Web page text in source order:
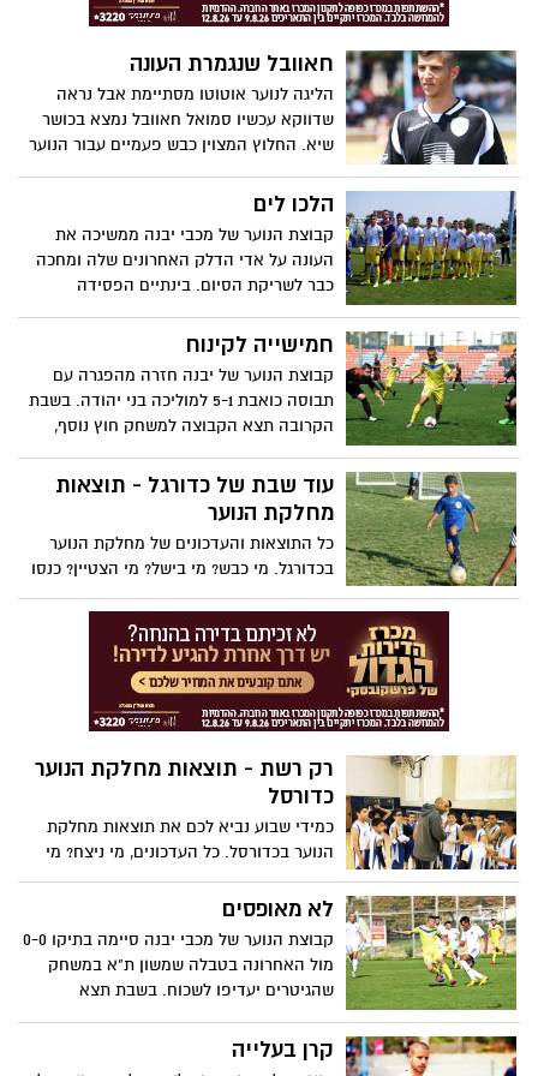
בלימודים בראש ובראשונה. בית הספר פועל
הכדורגל ועוזרו אלי כהן מנהל ביהס לכדורגל.
במהלך החופשה מהלימודים יפעיל ביהס
יתקיים במרכז הספורט. שם הילדים ילמדו
שנת הלימודים יחזור ביהס לכדורגל להפעיל
את הפעילות בבתי הספר השונים. ניתן
להירשם ולשריין מקום בקבוצות החל מתאריך
חאוובל שנגמרת העונה
הליגה לנוער אוטוטו מסתיימת אבל נראה
שדווקא עכשיו סמואל חאוובל נמצא בכושר
שיא. החלוץ המצוין כבש פעמיים עבור הנוער
תארח הקבוצה בפעם האחרונה בבית ותערוך
תגיעו לפרגן
הלכו לים
קבוצת הנוער של מכבי יבנה ממשיכה את
העונה על אדי הדלק האחרונים שלה ומחכה
כבר לשריקת הסיום. בינתיים הפסידה
במיוחד. בשבת תצא יבנה למשחק חוץ מול
חמישייה לקינוח
קבוצת הנוער של יבנה חזרה מהפגרה עם
תבוסה כואבת 5-1 למוליכה בני יהודה. בשבת
הקרובה תצא הקבוצה למשחק חוץ נוסף,
עוד שבת של כדורגל - תוצאות
מחלקת הנוער
כל התוצאות והעדכונים של מחלקת הנוער
בכדורגל. מי כבש? מי בישל? מי הצטיין? כנסו
רק רשת - תוצאות מחלקת הנוער
כדורסל
כמידי שבוע נביא לכם את תוצאות מחלקת
הנוער בכדורסל. כל העדכונים, מי ניצח? מי
הפסיד? מי הצטיין? הכל בפנים
לא מאופסים
קבוצת הנוער של מכבי יבנה סיימה בתיקו 0-0
מול האחרונה בטבלה שמשון ת"א במשחק
שהגיטרים יעדיפו לשכוח. בשבת תצא
קרן בעלייה